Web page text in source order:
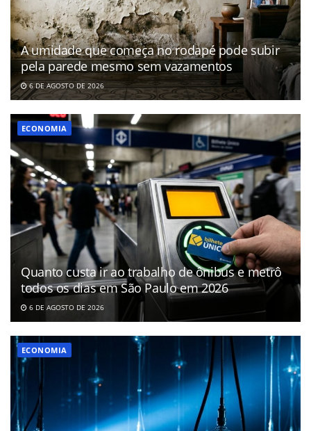
A umidade que começa no rodapé pode subir
pela parede mesmo sem vazamentos
6 DE AGOSTO DE 2026
ECONOMIA
Quanto custa ir ao trabalho de ônibus e metrô
todos os dias em São Paulo em 2026
6 DE AGOSTO DE 2026
ECONOMIA